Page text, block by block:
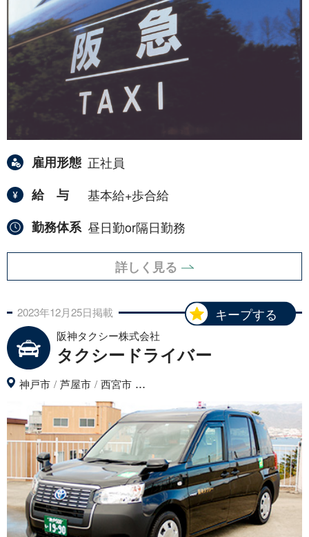
雇用形態 正社員
給与
基本給+歩合給
勤務体系 昼日勤or隔日勤務
詳しく見る
キープする
2023年12月25日掲載
阪神タクシー株式会社
タクシードライバー
神戸市 芦屋市 西宮市...